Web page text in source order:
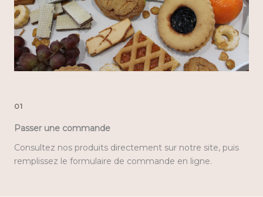
01
Passer une commande
Consultez nos produits directement sur notre site, puis
remplissez le formulaire de commande en ligne.